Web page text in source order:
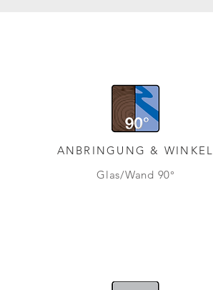
ANBRINGUNG & WINKEL
Glas/Wand 90°